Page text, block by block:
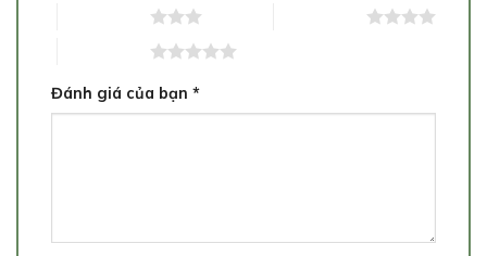
Đánh giá của bạn *